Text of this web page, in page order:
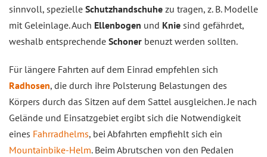
sinnvoll, spezielle Schutzhandschuhe zu tragen, z. B. Modelle
mit Geleinlage. Auch Ellenbogen und Knie sind gefährdet,
weshalb entsprechende Schoner benuzt werden sollten.
Für längere Fahrten auf dem Einrad empfehlen sich
Radhosen, die durch ihre Polsterung Belastungen des
Körpers durch das Sitzen auf dem Sattel ausgleichen. Je nach
Gelände und Einsatzgebiet ergibt sich die Notwendigkeit
eines Fahrradhelms, bei Abfahrten empfiehlt sich ein
Mountainbike-Helm. Beim Abrutschen von den Pedalen